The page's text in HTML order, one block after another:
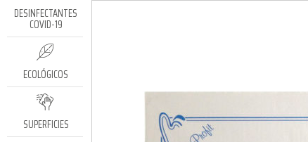
DESINFECTANTES
COVID-19
ECOLÓGICOS
SUPERFICIES